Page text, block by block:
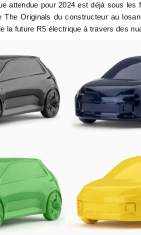
attendue pour 2024 est déjà sous
The Originals du constructeur au
la future R5 électrique à travers des